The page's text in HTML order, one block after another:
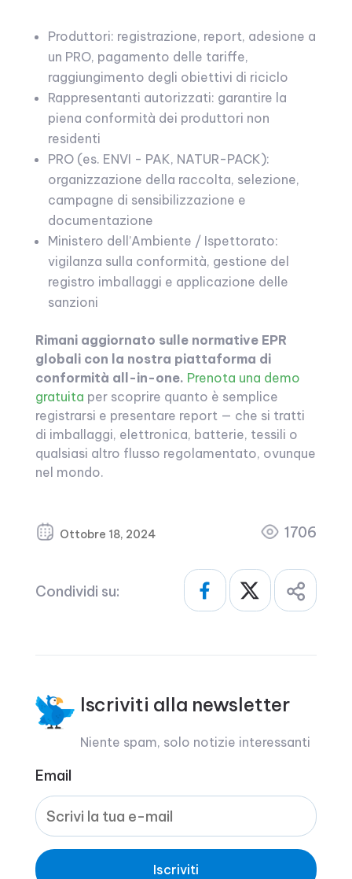
Produttori: registrazione, report, adesione a
un PRO, pagamento delle tariffe,
raggiungimento degli obiettivi di riciclo
Rappresentanti autorizzati: garantire la
piena conformità dei produttori non
residenti
PRO (es. ENVI - PAK, NATUR-PACK):
organizzazione della raccolta, selezione,
campagne di sensibilizzazione e
documentazione
Ministero dell’Ambiente / Ispettorato:
vigilanza sulla conformità, gestione del
registro imballaggi e applicazione delle
sanzioni
Rimani aggiornato sulle normative EPR
globali con la nostra piattaforma di
conformità all-in-one. Prenota una demo
gratuita per scoprire quanto è semplice
registrarsi e presentare report — che si tratti
di imballaggi, elettronica, batterie, tessili o
qualsiasi altro flusso regolamentato, ovunque
nel mondo.
Ottobre 18, 2024 1706
Condividi su:
Iscriviti alla newsletter
Niente spam, solo notizie interessanti
Email
Iscriviti